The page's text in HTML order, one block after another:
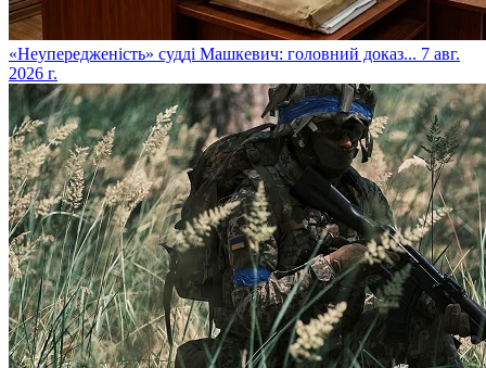
​«Неупередженість» судді Машкевич: головний доказ... 7 авг.
2026 г.